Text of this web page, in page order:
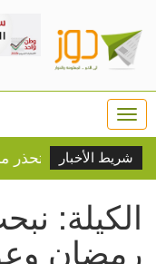
شريط الأخبار
الكيلة:
رمضان